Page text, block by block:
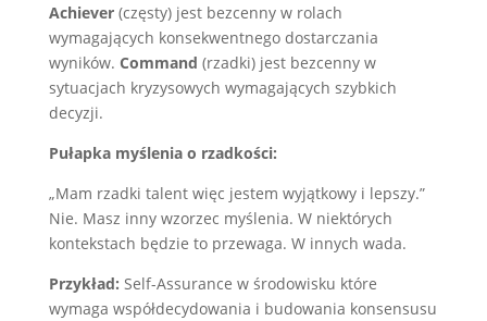
Achiever(częsty) jest bezcenny w rolach
wymagających konsekwentnego dostarczania
wyników. Command (rzadki) jest bezcenny w
sytuacjach kryzysowych wymagających szybkich
decyzji.
Pułapka myślenia o rzadkości:
„Mam rzadki talent więc jestem wyjątkowy i lepszy.”
Nie. Masz inny wzorzec myślenia. W niektórych
kontekstach będzie to przewaga. W innych wada.
Przykład: Self-Assurance w środowisku które
wymaga współdecydowania i budowania konsensusu